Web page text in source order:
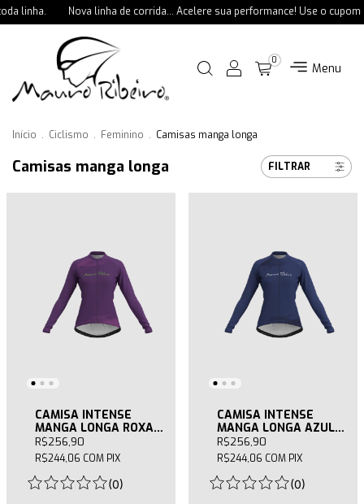
linha. Nova linha de corrida... Acelere sua performance! Use o cupom
Menu
0
Início . Ciclismo . Feminino . Camisas manga longa
Camisas manga longa FILTRAR
CAMISA INTENSE
MANGA LONGA ROXA
FEMININA
R$256,90
R$244,06 COM PIX
(0)
CAMISA INTENSE
MANGA LONGA AZUL
FEMININA
R$256,90
R$244,06 COM PIX
(0)